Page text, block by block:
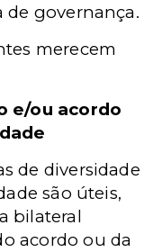
de governança.
merecem
e/ou acordo
de diversidade
são úteis,
bilateral
acordo ou da